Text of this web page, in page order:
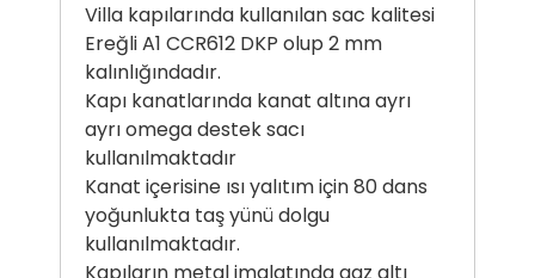
Villa kapılarında kullanılan sac kalitesi
Ereğli A1 CCR612 DKP olup 2 mm
kalınlığındadır.
Kapı kanatlarında kanat altına ayrı
ayrı omega destek sacı
kullanılmaktadır
Kanat içerisine ısı yalıtım için 80 dans
yoğunlukta taş yünü dolgu
kullanılmaktadır.